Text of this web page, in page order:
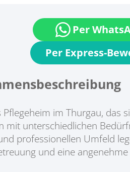
Per Express-
Per
Pflegeheim im Thurgau, das
mit unterschiedlichen
professionellen Umfeld
und eine